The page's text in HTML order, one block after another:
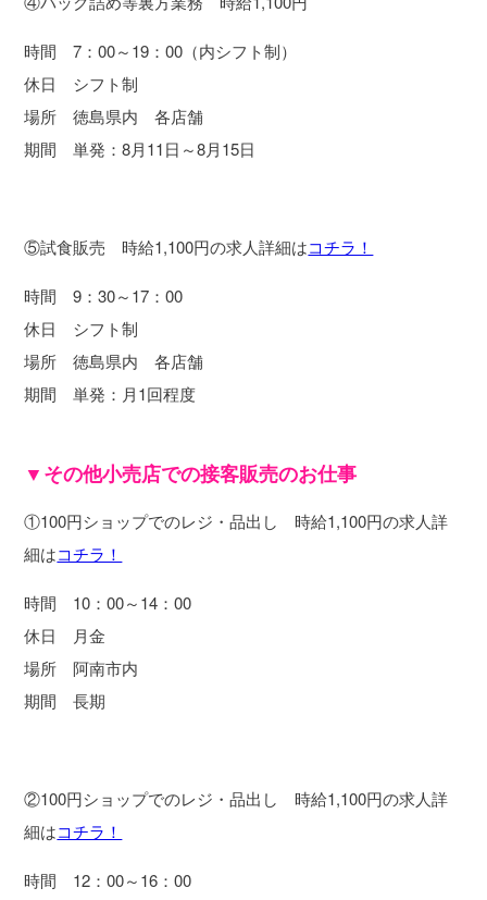
時間 7：00～19：00（内シフト制）
休日 シフト制
場所 徳島県内 各店舗
期間 単発：8月11日～8月15日
⑤試食販売 時給1,100円の求人詳細はコチラ！
時間 9：30～17：00
休日 シフト制
場所 徳島県内 各店舗
期間 単発：月1回程度
▼その他小売店での接客販売のお仕事
①100円ショップでのレジ・品出し 時給1,100円の求人詳
細はコチラ！
時間 10：00～14：00
休日 月金
場所 阿南市内
期間 長期
②100円ショップでのレジ・品出し 時給1,100円の求人詳
細はコチラ！
時間 12：00～16：00